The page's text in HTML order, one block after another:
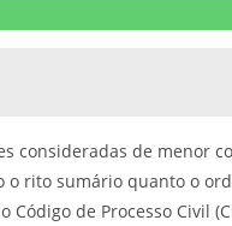
consideradas de menor
rito sumário quanto o
de Processo Civil